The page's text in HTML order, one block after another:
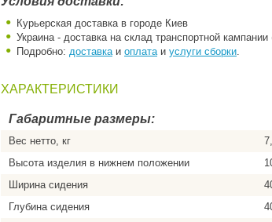
Курьерская доставка в городе Киев
Украина - доставка на склад транспортной
Подробно: доставкаи оплатаи услуги сборки.
ХАРАКТЕРИСТИКИ
Габаритные размеры:
Вес нетто, кг
Высота изделия в нижнем положении
Ширина сидения
Глубина сидения